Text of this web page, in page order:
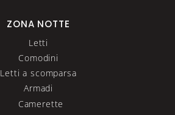
ZONA NOTTE
Letti
Comodini
Letti a scomparsa
Armadi
Camerette